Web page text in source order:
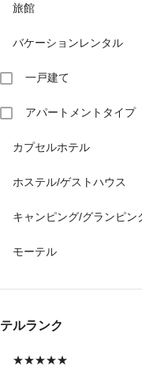
旅館
バケーションレンタル
一戸建て
アパートメントタイプ
カプセルホテル
ホステル/ゲストハウス
キャンピング/グランピン
モーテル
ルランク
★★★★★